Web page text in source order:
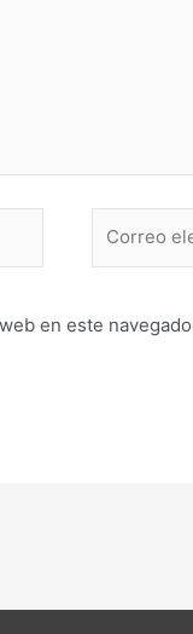
en este